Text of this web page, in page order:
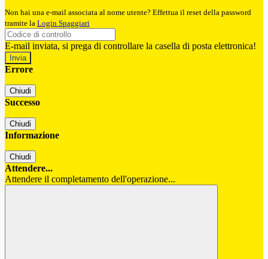
Non hai una e-mail associata al nome utente? Effettua il reset della password
tramite la Login Spaggiari
E-mail inviata, si prega di controllare la casella di posta elettronica!
Errore
Chiudi
Successo
Chiudi
Informazione
Chiudi
Attendere...
Attendere il completamento dell'operazione...